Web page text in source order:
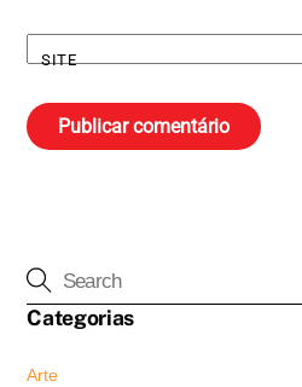
SITE
Categorias
Arte